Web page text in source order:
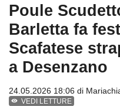
Poule
Barletta fa
Scafatese
a Desenzano
24.05.2026 18:06 di
VEDI LETTURE